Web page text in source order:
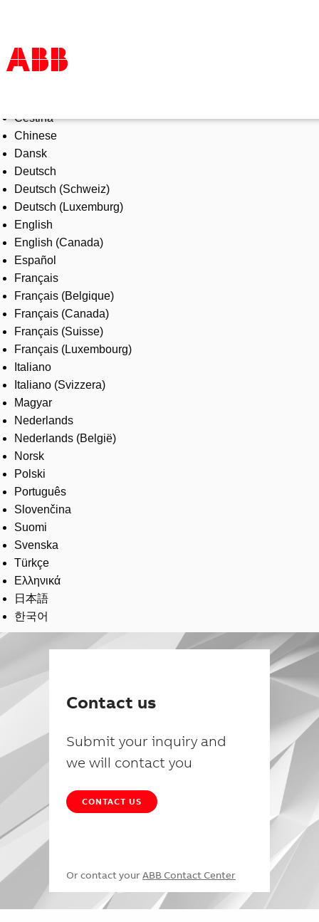
Products & Solutions
Industries
Services
About us
Where to buy
Contact us
Careers
Čeština
Chinese
Dansk
Deutsch
Deutsch (Schweiz)
Deutsch (Luxemburg)
English
English (Canada)
Español
Français
Français (Belgique)
Français (Canada)
Français (Suisse)
Français (Luxembourg)
Italiano
Italiano (Svizzera)
Magyar
Nederlands
Nederlands (België)
Norsk
Polski
Português
Slovenčina
Suomi
Svenska
Türkçe
Ελληνικά
日本語
한국어
Contact us
Submit your inquiry and
we will contact you
CONTACT US
Or contact your ABB Contact Center